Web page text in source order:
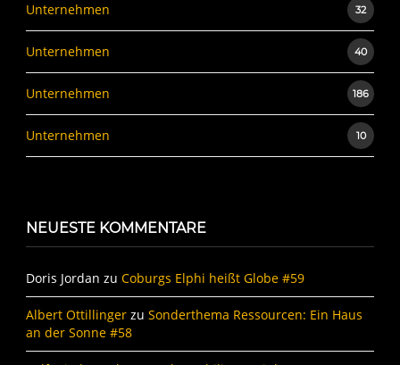
Unternehmen 32
Unternehmen 40
Unternehmen 186
Unternehmen 10
NEUESTE KOMMENTARE
Doris Jordan zu Coburgs Elphi heißt Globe #59
Albert Ottillinger zu Sonderthema Ressourcen: Ein Haus
an der Sonne #58